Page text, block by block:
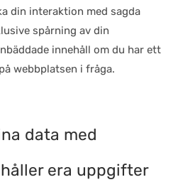
din interaktion med sagda
spårning av din
innehåll om du har ett
webbplatsen i fråga.
data med
era uppgifter